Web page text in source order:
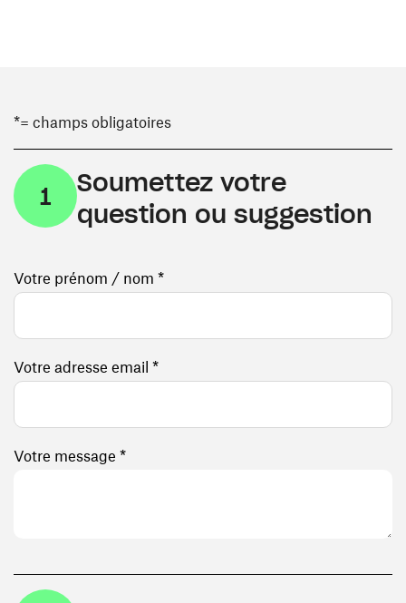
*= champs obligatoires
1
Soumettez votre
question ou suggestion
Votre prénom / nom *
Votre adresse email *
Votre message *